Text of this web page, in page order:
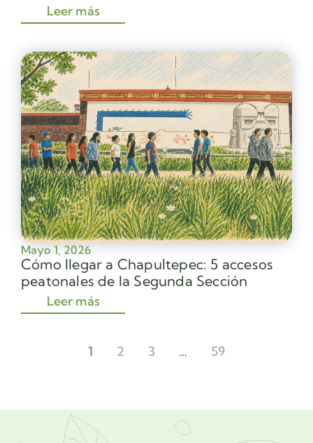
Leer más
Mayo 1, 2026
Cómo llegar a Chapultepec: 5 accesos
peatonales de la Segunda Sección
Leer más
1 2 3 … 59